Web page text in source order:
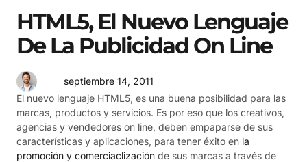
HTML5, El Nuevo Lenguaje
De La Publicidad On Line
septiembre 14, 2011
El nuevo lenguaje HTML5, es una buena posibilidad para las
marcas, productos y servicios. Es por eso que los creativos,
agencias y vendedores on line, deben empaparse de sus
características y aplicaciones, para tener éxito en la
promoción y comerciaclización de sus marcas a través de